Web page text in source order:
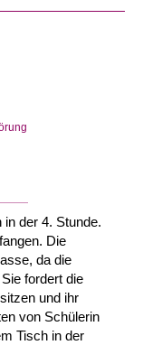
der 4. Stunde.
Die
da die
fordert die
und ihr
von Schülerin
Tisch in der